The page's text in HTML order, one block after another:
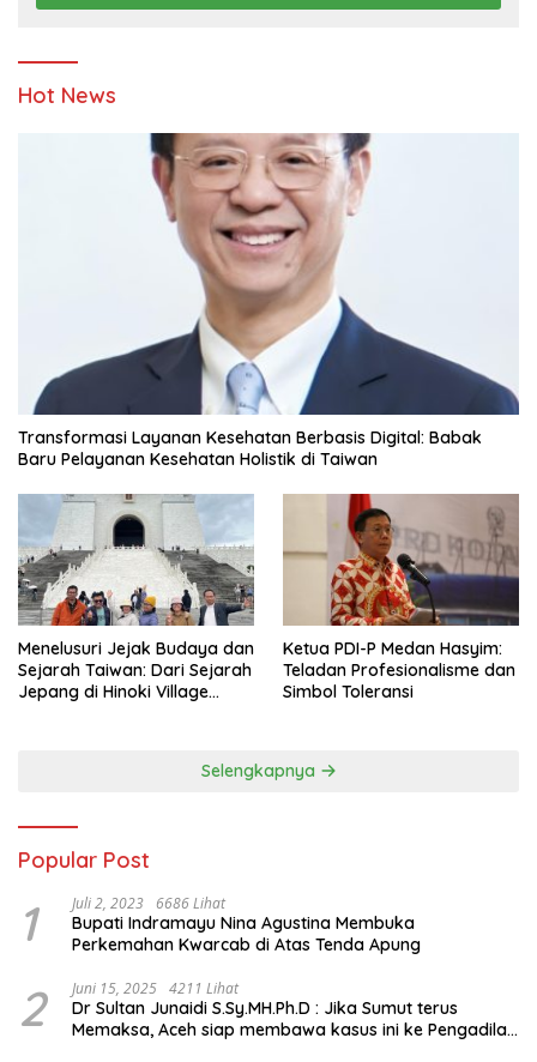
Hot News
Transformasi Layanan Kesehatan Berbasis Digital: Babak
Baru Pelayanan Kesehatan Holistik di Taiwan
Menelusuri Jejak Budaya dan
Sejarah Taiwan: Dari Sejarah
Jepang di Hinoki Village
Ketua PDI-P Medan Hasyim:
Teladan Profesionalisme dan
Simbol Toleransi
Selengkapnya
Popular Post
1 Juli 2, 2023 6686 Lihat
Bupati Indramayu Nina Agustina Membuka
Perkemahan Kwarcab di Atas Tenda Apung
2 Juni 15, 2025 4211 Lihat
Dr Sultan Junaidi S.Sy.MH.Ph.D : Jika Sumut terus
Memaksa, Aceh siap membawa kasus ini ke Pengadilan